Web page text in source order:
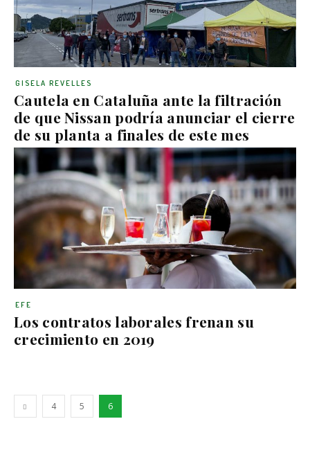
Cautela en Cataluña ante la filtración
de que Nissan podría anunciar el cierre
de su planta a finales de este mes
GISELA REVELLES
Los contratos laborales frenan su
crecimiento en 2019
EFE
4 5 6